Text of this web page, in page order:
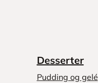
Desserter
Pudding og gelé